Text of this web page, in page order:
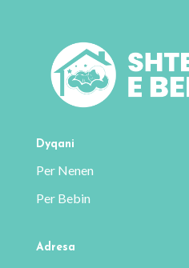
Dyqani
Per Nenen
Per Bebin
Adresa